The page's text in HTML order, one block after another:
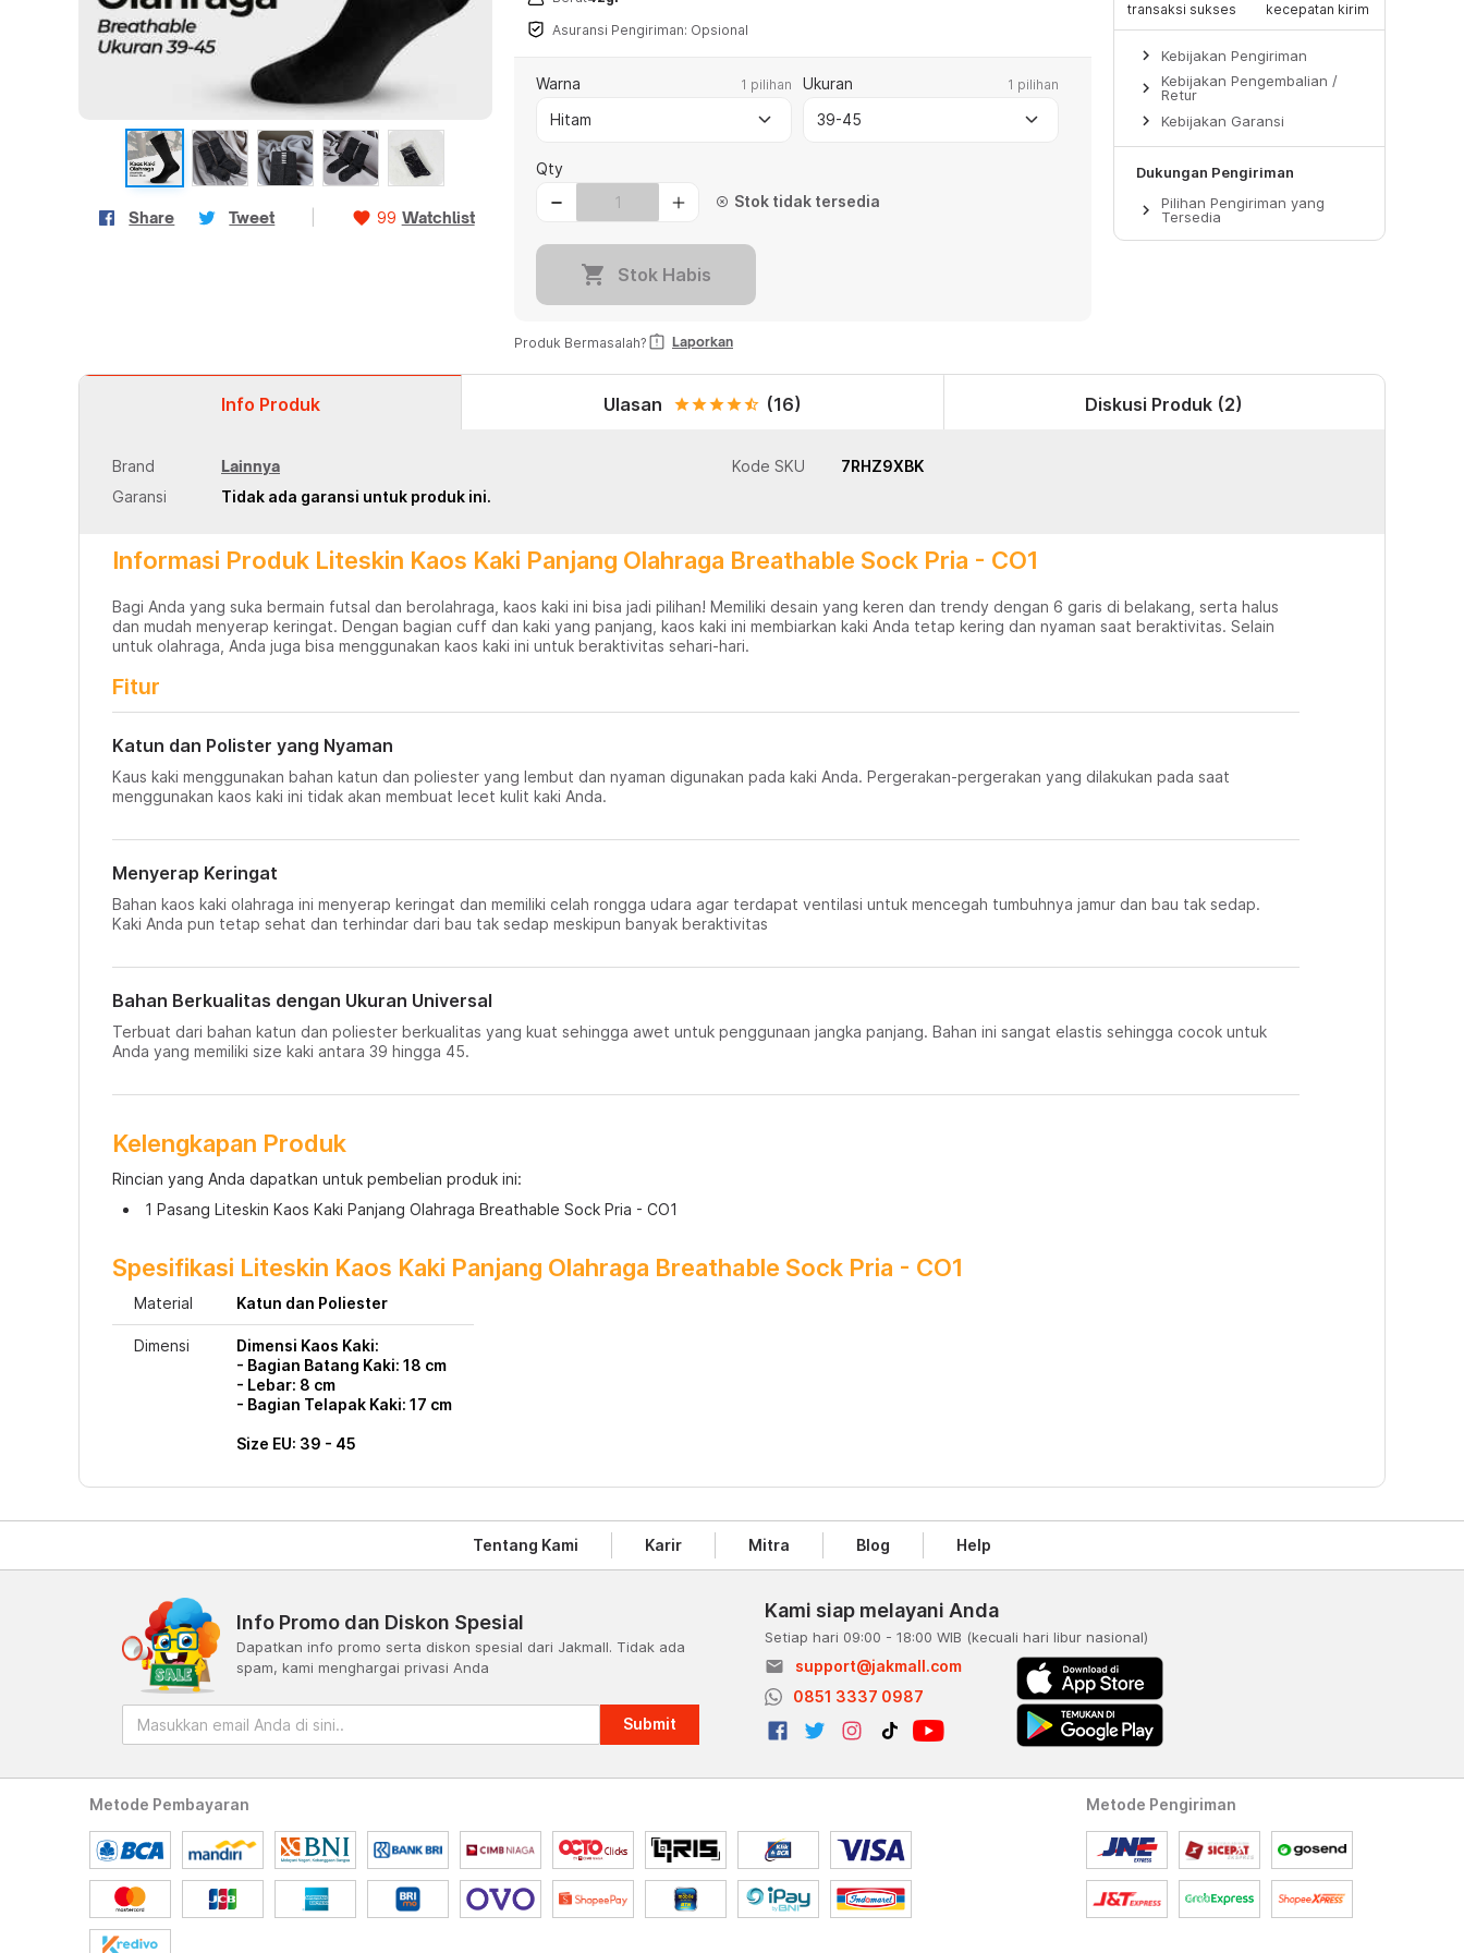
Share Tweet favorite 99 Watchlist
Asuransi Pengiriman: Opsional
Warna 1 pilihan
Hitam keyboard_arrow_down
Ukuran 1 pilihan
39-45 keyboard_arrow_down
Qty
highlight_off Stok tidak tersedia
shopping_cart Stok Habis
Produk Bermasalah? assignment_late Laporkan
transaksi sukses kecepatan kirim
keyboard_arrow_right Kebijakan Pengiriman
keyboard_arrow_right
Kebijakan Pengembalian /
Retur
keyboard_arrow_right Kebijakan Garansi
Dukungan Pengiriman
keyboard_arrow_right
Pilihan Pengiriman yang
Tersedia
Info Produk Ulasan starstarstarstarstar_half (16) Diskusi Produk (2)
Brand Lainnya Kode SKU
7RHZ9XBK
Garansi
Tidak ada garansi untuk produk ini.
Informasi Produk Liteskin Kaos Kaki Panjang Olahraga Breathable Sock Pria - CO1
Bagi Anda yang suka bermain futsal dan berolahraga, kaos kaki ini bisa jadi pilihan! Memiliki desain yang keren dan trendy dengan 6 garis di belakang, serta halus
dan mudah menyerap keringat. Dengan bagian cuff dan kaki yang panjang, kaos kaki ini membiarkan kaki Anda tetap kering dan nyaman saat beraktivitas. Selain
untuk olahraga, Anda juga bisa menggunakan kaos kaki ini untuk beraktivitas sehari-hari.
Fitur
Katun dan Polister yang Nyaman
Kaus kaki menggunakan bahan katun dan poliester yang lembut dan nyaman digunakan pada kaki Anda. Pergerakan-pergerakan yang dilakukan pada saat
menggunakan kaos kaki ini tidak akan membuat lecet kulit kaki Anda.
Menyerap Keringat
Bahan kaos kaki olahraga ini menyerap keringat dan memiliki celah rongga udara agar terdapat ventilasi untuk mencegah tumbuhnya jamur dan bau tak sedap.
Kaki Anda pun tetap sehat dan terhindar dari bau tak sedap meskipun banyak beraktivitas
Bahan Berkualitas dengan Ukuran Universal
Terbuat dari bahan katun dan poliester berkualitas yang kuat sehingga awet untuk penggunaan jangka panjang. Bahan ini sangat elastis sehingga cocok untuk
Anda yang memiliki size kaki antara 39 hingga 45.
Kelengkapan Produk
Rincian yang Anda dapatkan untuk pembelian produk ini:
1 Pasang Liteskin Kaos Kaki Panjang Olahraga Breathable Sock Pria - CO1
Spesifikasi Liteskin Kaos Kaki Panjang Olahraga Breathable Sock Pria - CO1
Material Katun dan Poliester
Dimensi
Dimensi Kaos Kaki:
- Bagian Batang Kaki: 18 cm
- Lebar: 8 cm
- Bagian Telapak Kaki: 17 cm
Size EU: 39 - 45
Tentang Kami Karir Mitra Blog Help
Info Promo dan Diskon Spesial
Dapatkan info promo serta diskon spesial dari Jakmall. Tidak ada
spam, kami menghargai privasi Anda
Submit
Kami siap melayani Anda
Setiap hari 09:00 - 18:00 WIB (kecuali hari libur nasional)
email
support@jakmall.com
0851 3337 0987
Metode Pembayaran Metode Pengiriman